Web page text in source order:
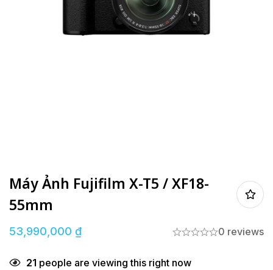
Máy Ảnh Fujifilm X-T5 / XF18-
55mm
53,990,000 ₫ 0 reviews
21 people are viewing this right now